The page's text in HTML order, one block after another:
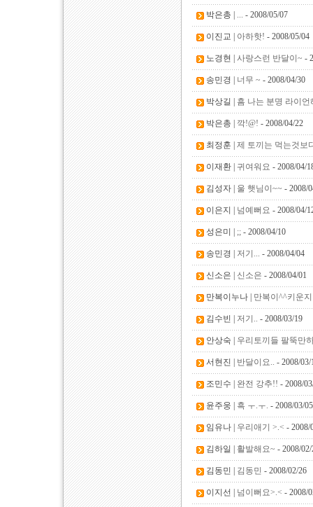
박은총 | ... - 2008/05/07
이진교 | 아하핫! - 2008/05/04
노경현 | 사랑스런 반달이~ -
송민경 | 너무 ~ - 2008/04/30
박상길 | 흠 나는 분명 라이
박은총 | 깍!@! - 2008/04/22
최정훈 | 제 토끼는 먹는것보
이재환 | 귀여워요 - 2008/04/
김성자 | 울 햇님이~~ - 2008/
이은지 | 넘예뻐요 - 2008/04/
성은미 | ;; - 2008/04/10
송민경 | 저기... - 2008/04/04
신소은 | 신소은 - 2008/04/01
만복이누나 | 만복이^^키운
김수빈 | 저기.. - 2008/03/19
안상숙 | 우리토끼들 팔뚝만
서현진 | 반달이요.. - 2008/03/
조민수 | 완전 강추!! - 2008/
윤주웅 | 흑 ㅜ.ㅜ. - 2008/03/05
임유나 | 우리애기 >.< - 2008/
김하일 | 활발해요~ - 2008/
김동민 | 김동민 - 2008/02/26
이지선 | 넘이뻐요>.< - 2008/